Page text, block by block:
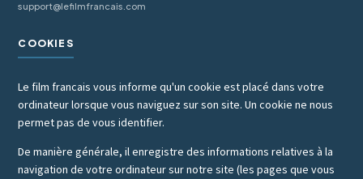
support@lefilmfrancais.com
COOKIES
Le film francais vous informe qu'un cookie est placé dans votre
ordinateur lorsque vous naviguez sur son site. Un cookie ne nous
permet pas de vous identifier.
De manière générale, il enregistre des informations relatives à la
navigation de votre ordinateur sur notre site (les pages que vous